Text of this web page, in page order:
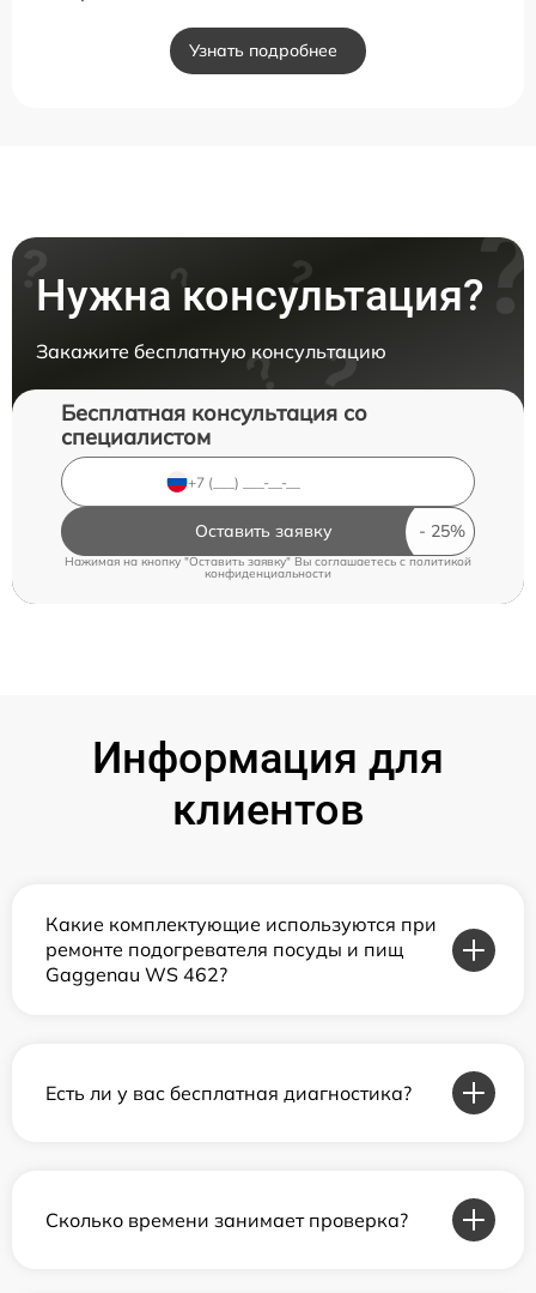
Узнать подробнее
Нужна консультация?
Закажите бесплатную консультацию
Бесплатная консультация со
специалистом
Оставить заявку
Нажимая на кнопку "Оставить заявку" Вы соглашаетесь c политикой
конфиденциальности
Информация для
клиентов
Какие комплектующие используются при
ремонте подогревателя посуды и пищ
Gaggenau WS 462?
Есть ли у вас бесплатная диагностика?
Сколько времени занимает проверка?